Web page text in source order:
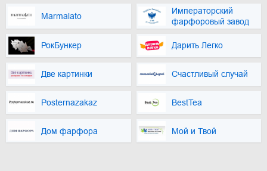
Marmalato
Императорский
фарфоровый завод
РокБункер Дарить Легко
Две картинки Счастливый случай
Posternazakaz BestTea
Дом фарфора Мой и Твой